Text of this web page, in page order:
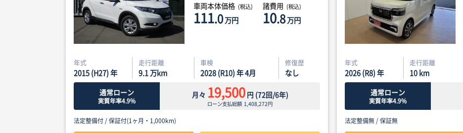
車両本体価格 (税込)
111.0万円
諸費用 (税込)
10.8万円
年式
2015 (H27) 年
走行距離
9.1万km
車検
2028 (R10) 年 4月
修復歴
なし
通常ローン
実質年率4.9%
月々 19,500円 (72回/6年)
ローン支払総額 1,408,272円
法定整備付 /保証付(1ヶ月・1,000km)
年式
2026 (R8) 年
走行距離
10km
通常ローン
実質年率4.9%
法定整備無 /保証無